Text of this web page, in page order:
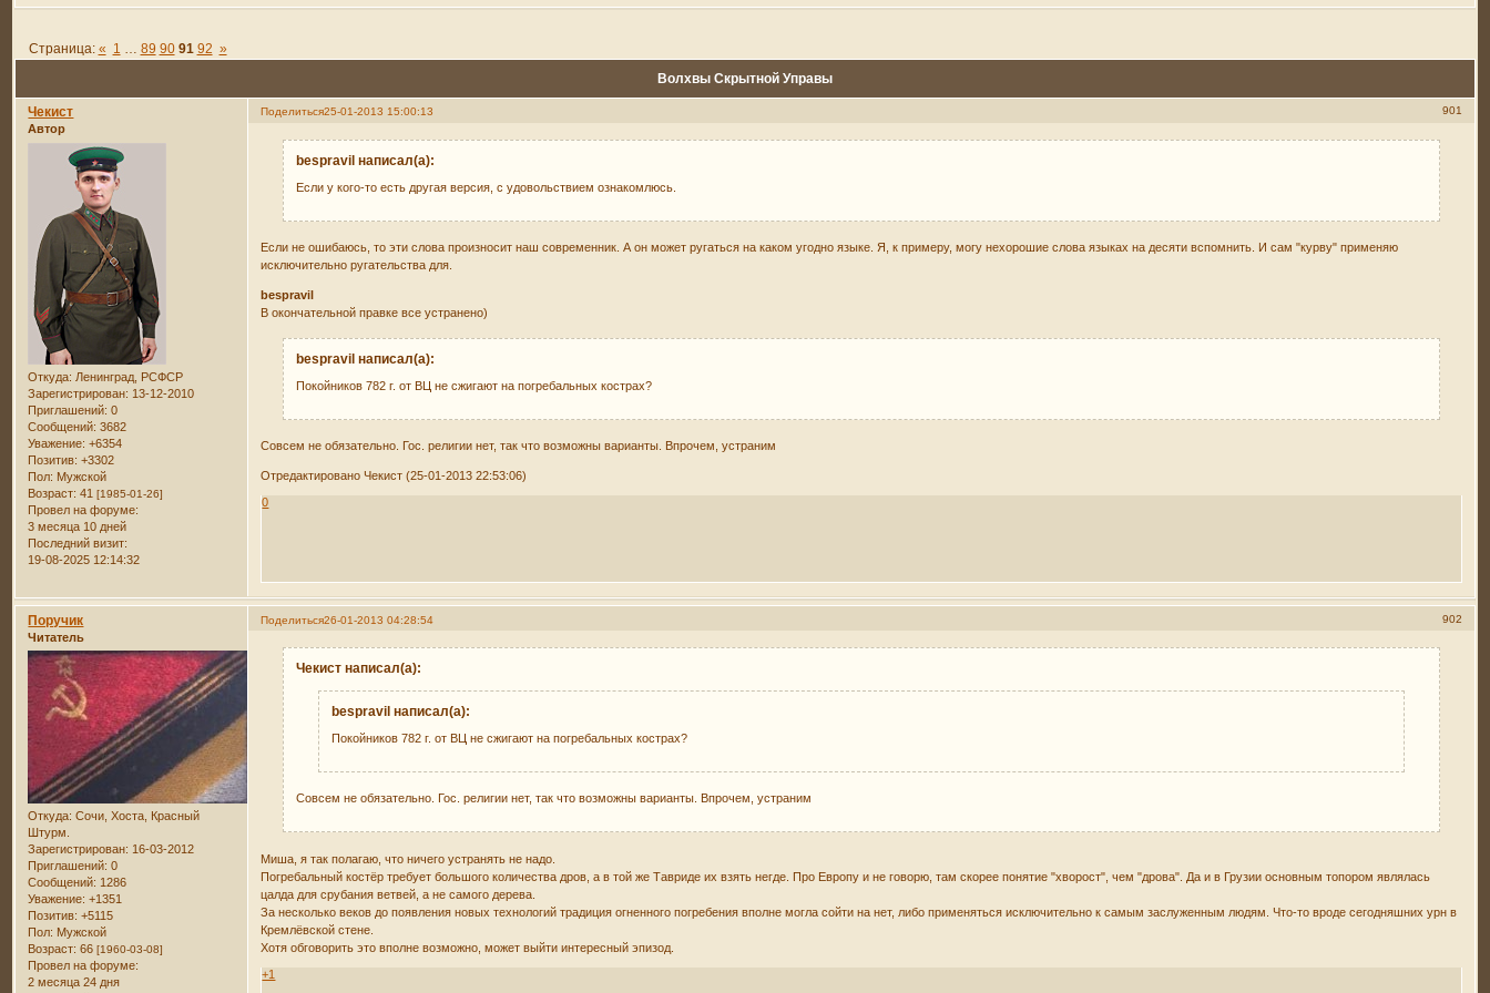
Волхвы Скрытной Управы
Страница: « 1 … 89 90 91 92 »
Поделиться 901
25-01-2013 15:00:13
Чекист
Автор
Откуда: Ленинград, РСФСР
Зарегистрирован: 13-12-2010
Приглашений: 0
Сообщений: 3682
Уважение: +6354
Позитив: +3302
Пол: Мужской
Возраст: 41[1985-01-26]
Провел на форуме:
3 месяца 10 дней
Последний визит:
19-08-2025 12:14:32
bespravil написал(а):
Если у кого-то есть другая версия, с удовольствием ознакомлюсь.
Если не ошибаюсь, то эти слова произносит наш современник. А он может ругаться на каком угодно языке. Я, к примеру, могу нехорошие слова языках на десяти вспомнить. И сам "курву" применяю
исключительно ругательства для.
bespravil
В окончательной правке все устранено)
bespravil написал(а):
Покойников 782 г. от ВЦ не сжигают на погребальных кострах?
Совсем не обязательно. Гос. религии нет, так что возможны варианты. Впрочем, устраним
Отредактировано Чекист (25-01-2013 22:53:06)
0
Поделиться 902
26-01-2013 04:28:54
Поручик
Читатель
Откуда: Сочи, Хоста, Красный
Штурм.
Зарегистрирован: 16-03-2012
Приглашений: 0
Сообщений: 1286
Уважение: +1351
Позитив: +5115
Пол: Мужской
Возраст: 66[1960-03-08]
Провел на форуме:
2 месяца 24 дня
Чекист написал(а):
bespravil написал(а):
Покойников 782 г. от ВЦ не сжигают на погребальных кострах?
Совсем не обязательно. Гос. религии нет, так что возможны варианты. Впрочем, устраним
Миша, я так полагаю, что ничего устранять не надо.
Погребальный костёр требует большого количества дров, а в той же Тавриде их взять негде. Про Европу и не говорю, там скорее понятие "хворост", чем "дрова". Да и в Грузии основным топором являлась
цалда для срубания ветвей, а не самого дерева.
За несколько веков до появления новых технологий традиция огненного погребения вполне могла сойти на нет, либо применяться исключительно к самым заслуженным людям. Что-то вроде сегодняшних урн в
Кремлёвской стене.
Хотя обговорить это вполне возможно, может выйти интересный эпизод.
+1